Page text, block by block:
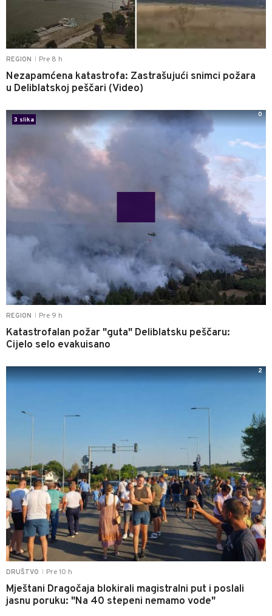
REGION Pre 8 h
Nezapamćena katastrofa: Zastrašujući snimci požara
u Deliblatskoj peščari (Video)
REGION Pre 9 h
Katastrofalan požar "guta" Deliblatsku peščaru:
Cijelo selo evakuisano
3 slika
0
DRUŠTVO Pre 10 h
Mještani Dragočaja blokirali magistralni put i poslali
jasnu poruku: "Na 40 stepeni nemamo vode"
2